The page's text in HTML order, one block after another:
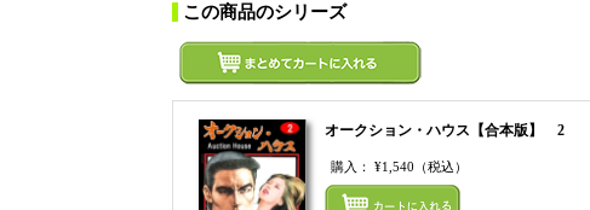
この商品のシリーズ
オークション・ハウス【合本版】 2
購入： ¥1,540 （税込）